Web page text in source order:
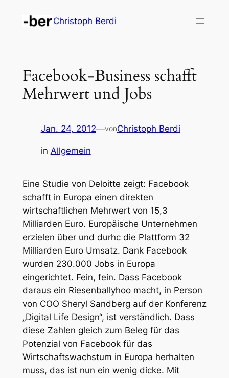
Inhalt
Christoph Berdi
Facebook-Business schafft
Mehrwert und Jobs
Jan. 24, 2012—vonChristoph Berdi
in Allgemein
Eine Studie von Deloitte zeigt: Facebook
schafft in Europa einen direkten
wirtschaftlichen Mehrwert von 15,3
Milliarden Euro. Europäische Unternehmen
erzielen über und durhc die Plattform 32
Milliarden Euro Umsatz. Dank Facebook
wurden 230.000 Jobs in Europa
eingerichtet. Fein, fein. Dass Facebook
daraus ein Riesenballyhoo macht, in Person
von COO Sheryl Sandberg auf der Konferenz
„Digital Life Design“, ist verständlich. Dass
diese Zahlen gleich zum Beleg für das
Potenzial von Facebook für das
Wirtschaftswachstum in Europa herhalten
muss, das ist nun ein wenig dicke. Mit